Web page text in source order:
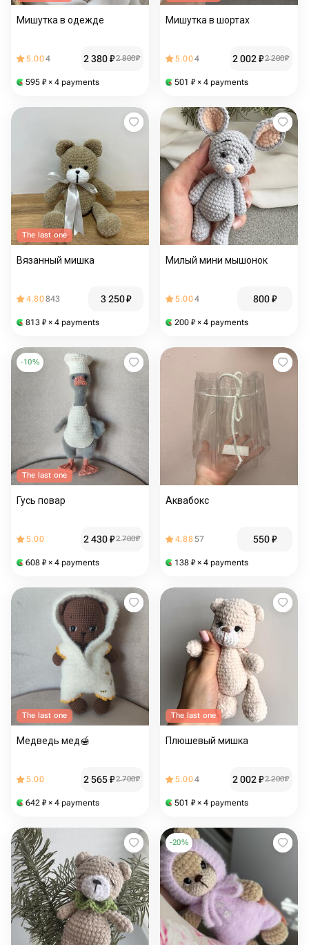
Мишутка в одежде
5.004 2 380₽2 800₽
595 ₽ × 4 payments
Мишутка в шортах
5.004 2 002₽2 200₽
501 ₽ × 4 payments
The last one
Вязанный мишка
4.80843 3 250₽
813 ₽ × 4 payments
Милый мини мышонок
5.004 800₽
200 ₽ × 4 payments
-10%
The last one
Гусь повар
5.00 2 430₽2 700₽
608 ₽ × 4 payments
Аквабокс
4.8857 550₽
138 ₽ × 4 payments
The last one
Медведь мед🍯
5.00 2 565₽2 700₽
642 ₽ × 4 payments
The last one
Плюшевый мишка
5.004 2 002₽2 200₽
501 ₽ × 4 payments
-20%